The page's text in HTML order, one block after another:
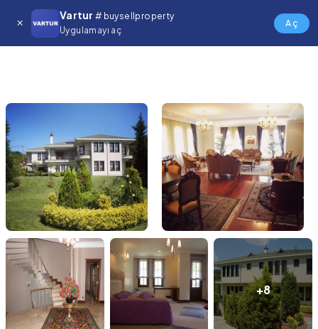
Vartur # buysellproperty
Uygulamayı aç
Aç
+8